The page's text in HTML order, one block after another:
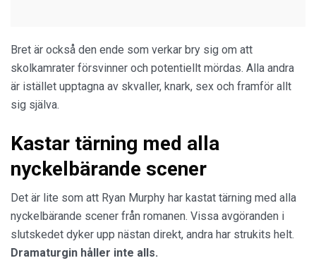
Bret är också den ende som verkar bry sig om att
skolkamrater försvinner och potentiellt mördas. Alla andra
är istället upptagna av skvaller, knark, sex och framför allt
sig själva.
Kastar tärning med alla
nyckelbärande scener
Det är lite som att Ryan Murphy har kastat tärning med alla
nyckelbärande scener från romanen. Vissa avgöranden i
slutskedet dyker upp nästan direkt, andra har strukits helt.
Dramaturgin håller inte alls.